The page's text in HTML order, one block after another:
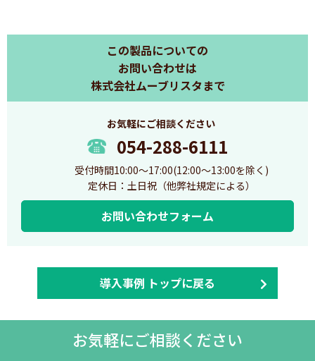
この製品についての
お問い合わせは
株式会社ムーブリスタまで
お気軽にご相談ください
054-288-6111
受付時間10:00～17:00(12:00～13:00を除く)
定休日：土日祝（他弊社規定による）
お問い合わせフォーム
導入事例 トップに戻る
お気軽にご相談ください